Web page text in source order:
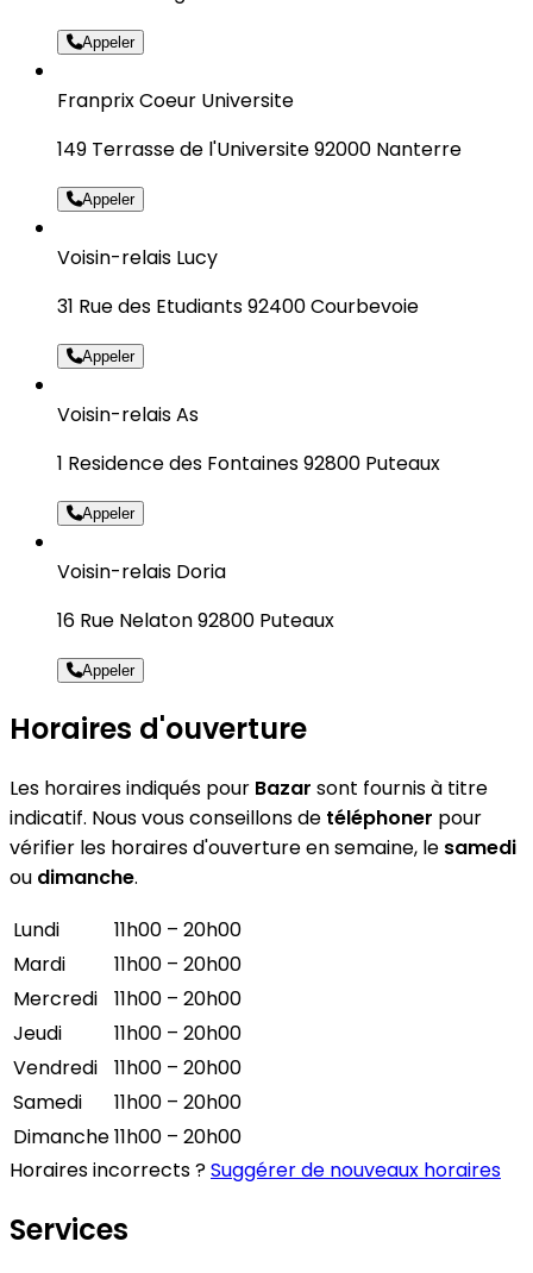
Appeler
Franprix Coeur Universite
149 Terrasse de l'Universite 92000 Nanterre
Appeler
Voisin-relais Lucy
31 Rue des Etudiants 92400 Courbevoie
Appeler
Voisin-relais As
1 Residence des Fontaines 92800 Puteaux
Appeler
Voisin-relais Doria
16 Rue Nelaton 92800 Puteaux
Appeler
Horaires d'ouverture
Les horaires indiqués pour Bazar sont fournis à titre
indicatif. Nous vous conseillons de téléphoner pour
vérifier les horaires d'ouverture en semaine, le samedi
ou dimanche.
Lundi
11h00 – 20h00
Mardi
11h00 – 20h00
Mercredi
11h00 – 20h00
Jeudi
11h00 – 20h00
Vendredi
11h00 – 20h00
Samedi
11h00 – 20h00
Dimanche11h00 – 20h00
Horaires incorrects ?Suggérer de nouveaux horaires
Services